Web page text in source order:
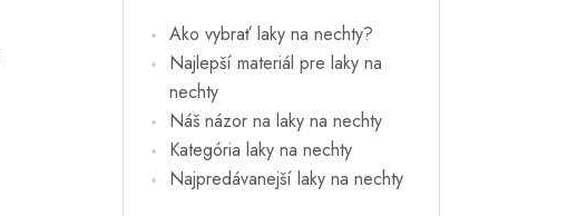
Ako vybrať laky na nechty?
Najlepší materiál pre laky na
nechty
Náš názor na laky na nechty
Kategória laky na nechty
Najpredávanejší laky na nechty